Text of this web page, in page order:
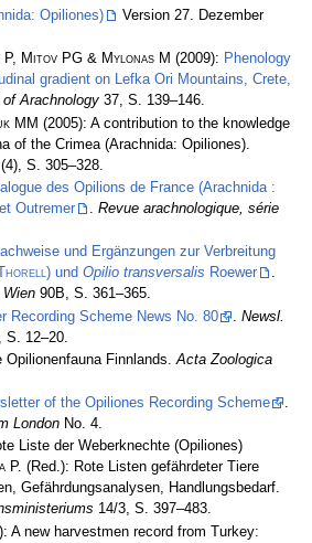
Opiliones)
Version 27. Dezember
P, Mitov PG & Mylonas M (2009): Phenology
gradient on Lefka Ori Mountains, Crete,
of Arachnology 37, S. 139–146.
MM (2005): A contribution to the knowledge
of the Crimea (Arachnida: Opiliones).
S. 305–328.
des Opilions de France (Arachnida :
Outremer
. Revue arachnologique, série
und Ergänzungen zur Verbreitung
Thorell) und Opilio transversalis Roewer
.
90B, S. 361–365.
Recording Scheme News No. 80
Newsl.
S. 12–20.
Opilionenfauna Finnlands. Acta Zoologica
of the Opiliones Recording Scheme
.
London No. 4.
Liste der Weberknechte (Opiliones)
P. (Red.): Rote Listen gefährdeter Tiere
Gefährdungsanalysen, Handlungsbedarf.
14/3, S. 397–483.
A new harvestmen record from Turkey: